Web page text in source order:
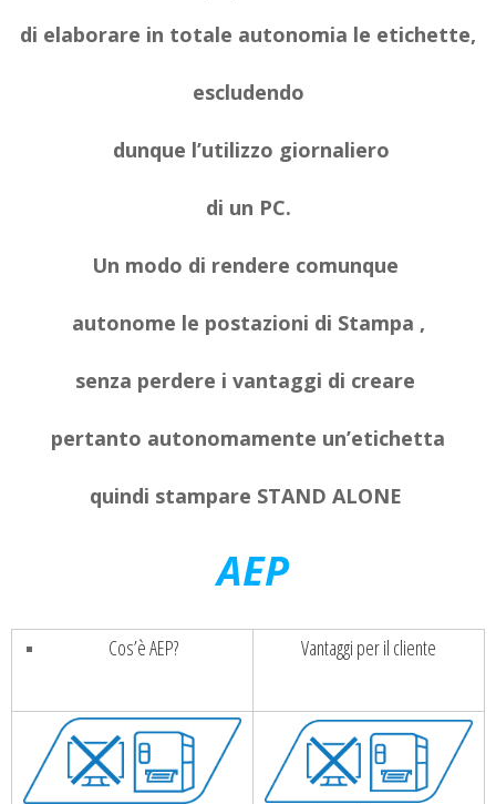
di elaborare in totale autonomia le etichette,
escludendo
dunque l’utilizzo giornaliero
di un PC.
Un modo di rendere comunque
autonome le postazioni di Stampa ,
senza perdere i vantaggi di creare
pertanto autonomamente un’etichetta
quindi stampare STAND ALONE
AEP
Cos’è AEP? Vantaggi per il cliente